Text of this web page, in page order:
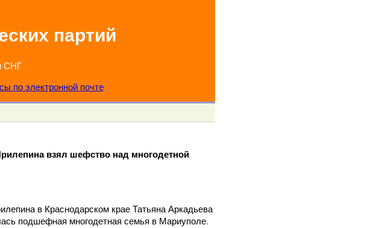
партий
СНГ
по электронной почте
взял шефство над многодетной
в Краснодарском крае Татьяна Аркадьева
подшефная многодетная семья в Мариуполе.